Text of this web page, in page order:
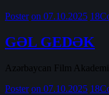
Poster on 07.10.2025 18
GƏL GEDƏK
Azərbaycan Film
Poster on 07.10.2025 18